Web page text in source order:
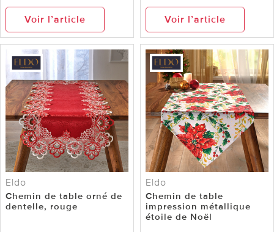
Voir l’article Voir l’article
Eldo
Chemin de table orné de
dentelle, rouge
Eldo
Chemin de table
impression métallique
étoile de Noël